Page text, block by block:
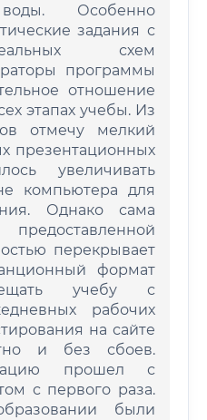
воды. Особенно
задания с
схем
программы
отношение
этапах учебы. Из
отмечу мелкий
презентационных
увеличивать
компьютера для
Однако сама
перекрывает
формат
учебу с
рабочих
на сайте
и без сбоев.
прошел с
с первого раза.
были